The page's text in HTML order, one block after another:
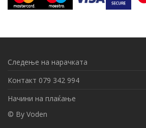
Следење на нарачката
Контакт 079 342 994
Начини на плаќање
© By Voden